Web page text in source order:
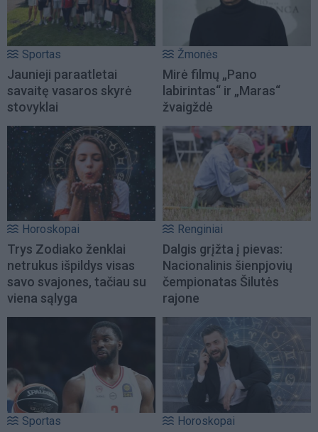
Sportas
Jaunieji paraatletai
savaitę vasaros skyrė
stovyklai
Žmonės
Mirė filmų „Pano
labirintas“ ir „Maras“
žvaigždė
Horoskopai
Trys Zodiako ženklai
netrukus išpildys visas
savo svajones, tačiau su
viena sąlyga
Renginiai
Dalgis grįžta į pievas:
Nacionalinis šienpjovių
čempionatas Šilutės
rajone
Sportas Horoskopai